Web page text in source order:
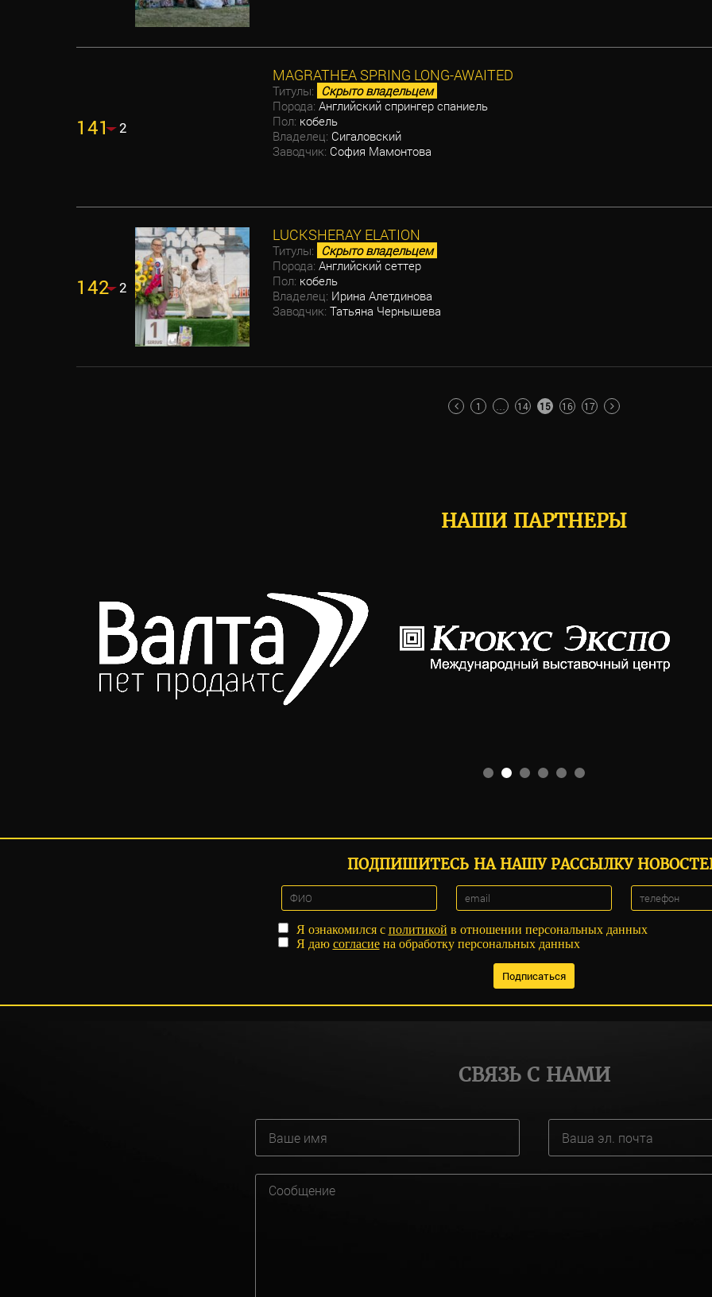
141 2
MAGRATHEA SPRING LONG-AWAITED
Титулы: Скрыто владельцем
Порода: Английский спрингер спаниель
Пол: кобель
Владелец: Сигаловский
Заводчик: София Мамонтова
142 2
LUCKSHERAY ELATION
Титулы: Скрыто владельцем
Порода: Английский сеттер
Пол: кобель
Владелец: Ирина Алетдинова
Заводчик: Татьяна Чернышева
1 14 15 16 17
НАШИ ПАРТНЕРЫ
ПОДПИШИТЕСЬ НА НАШУ РАССЫЛКУ
Я ознакомился с политикой в отношении персональных данных
Я даю согласиена обработку персональных данных
СВЯЗЬ С НАМИ